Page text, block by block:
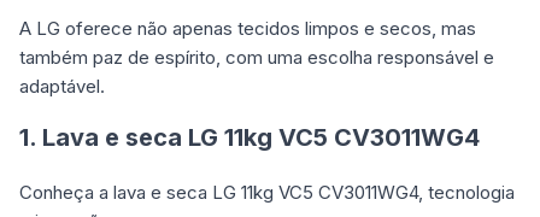
A LG oferece não apenas tecidos limpos e secos, mas
também paz de espírito, com uma escolha responsável e
adaptável.
1. Lava e seca LG 11kg VC5 CV3011WG4
Conheça a lava e seca LG 11kg VC5 CV3011WG4, tecnologia